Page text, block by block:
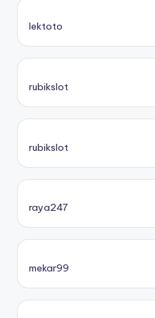
lektoto
rubikslot
rubikslot
raya247
mekar99